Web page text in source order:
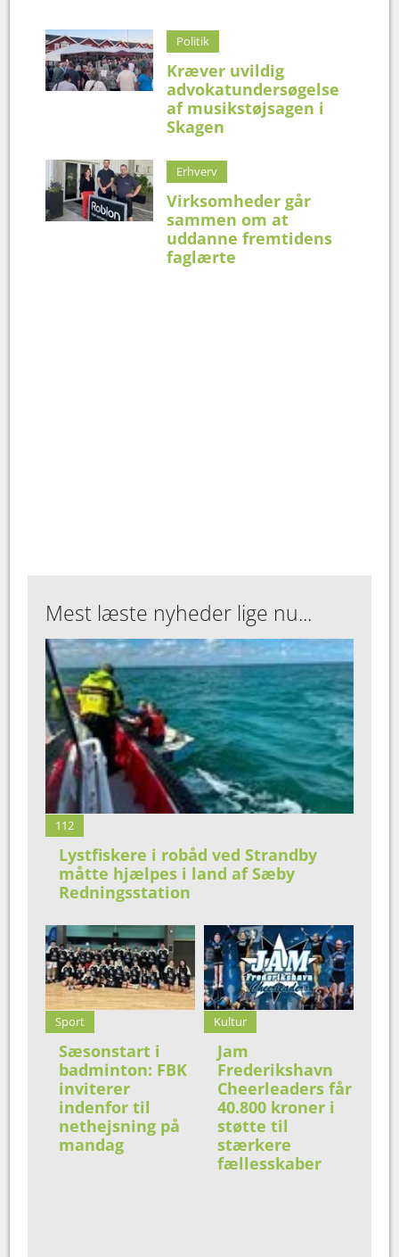
Politik
Kræver uvildig
advokatundersøgelse
af musikstøjsagen i
Skagen
Erhverv
Virksomheder går
sammen om at
uddanne fremtidens
faglærte
Mest læste nyheder lige nu...
112
Lystfiskere i robåd ved Strandby
måtte hjælpes i land af Sæby
Redningsstation
Sport
Sæsonstart i
badminton: FBK
inviterer
indenfor til
nethejsning på
mandag
Kultur
Jam
Frederikshavn
Cheerleaders får
40.800 kroner i
støtte til
stærkere
fællesskaber